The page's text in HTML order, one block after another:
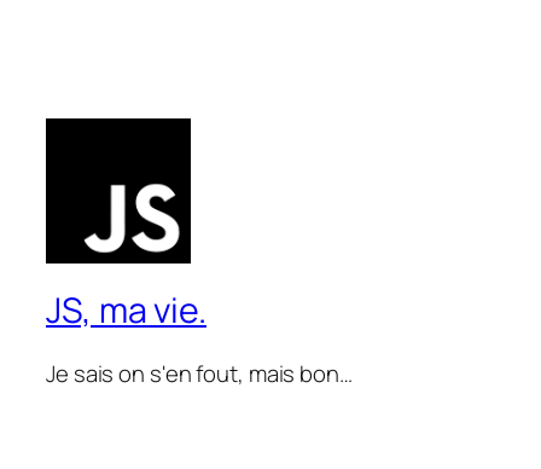
JS, ma vie.
Je sais on s'en fout, mais bon…